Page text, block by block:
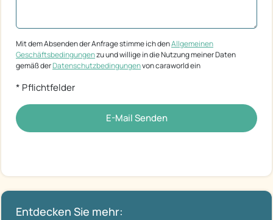
Mit dem Absenden der Anfrage stimme ich denAllgemeinen
Geschäftsbedingungenzu und willige in die Nutzung meiner Daten
gemäß derDatenschutzbedingungenvon caraworld ein
* Pflichtfelder
E-Mail Senden
Entdecken Sie mehr: